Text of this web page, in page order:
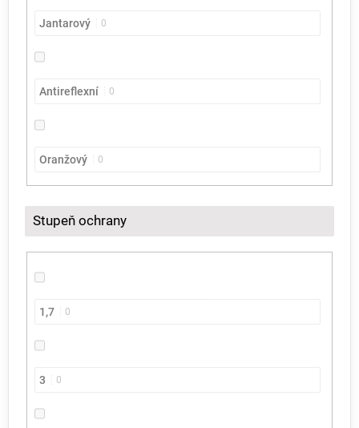
Jantarový 0
Antireflexní 0
Oranžový 0
Stupeň ochrany
1,7 0
3 0